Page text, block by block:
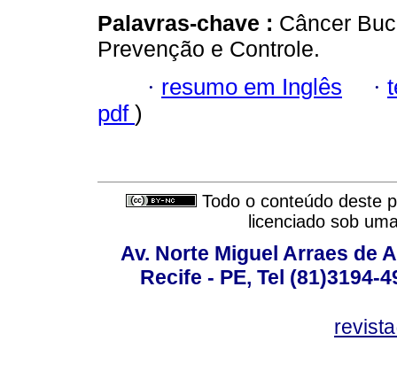
Palavras-chave : Câncer
Prevenção e Controle.
· resumo em Inglês ·
pdf )
Todo o conteúdo deste
licenciado sob
Av. Norte Miguel Arraes de
Recife - PE, Tel (81)3194-